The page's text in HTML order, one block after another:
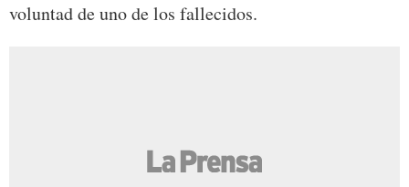
voluntad de uno de los fallecidos.